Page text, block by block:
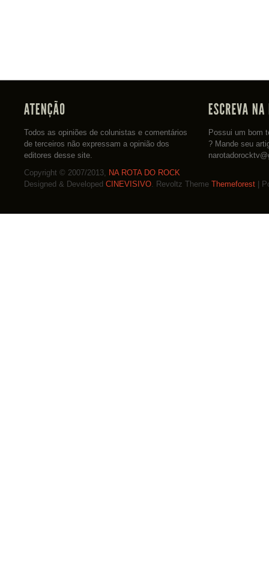
Todos as opiniões de colunistas e comentários
de terceiros não expressam a opinião dos
editores desse site.
Possui um bom
? Mande seu
Copyright © 2007/2013, NA ROTA DO ROCK
Designed & Developed CINEVISIVO. Revoltz Theme Themeforest |